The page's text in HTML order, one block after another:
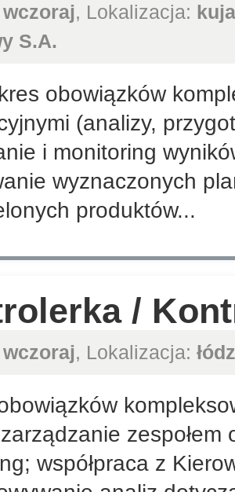
wczoraj, Lokalizacja:
S.A.
obowiązków
(analizy,
i monitoring
wyznaczonych
produktów...
/
wczoraj, Lokalizacja:
współpraca z